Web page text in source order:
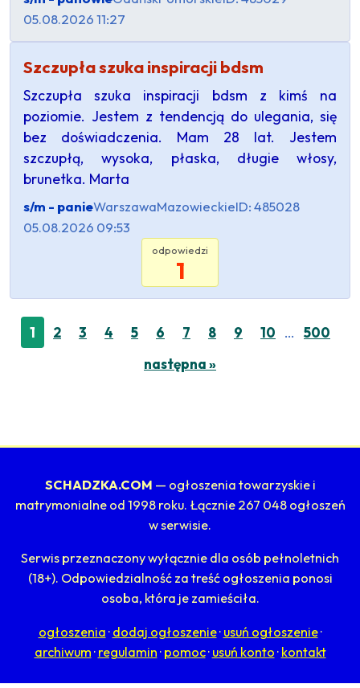
05.08.2026 11:27
Szczupła szuka inspiracji bdsm
Szczupła szuka inspiracji bdsm z kimś na
poziomie. Jestem z tendencją do ulegania, się
bez doświadczenia. Mam 28 lat. Jestem
szczupłą, wysoka, płaska, długie włosy,
brunetka. Marta
s/m - panieWarszawaMazowieckieID: 485028
05.08.2026 09:53
odpowiedzi
1
1 2 3 4 5 6 7 8 9 10 …
500
następna »
SCHADZKA.COM — ogłoszenia towarzyskie i
matrymonialne od 1998 roku. Łącznie 267 048 ogłoszeń
w serwisie.
Serwis przeznaczony wyłącznie dla osób pełnoletnich
(18+). Odpowiedzialność za treść ogłoszenia ponosi
osoba, która je zamieściła.
ogłoszenia · dodaj ogłoszenie· usuń ogłoszenie·
archiwum · regulamin · pomoc· usuń konto · kontakt